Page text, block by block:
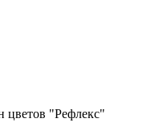
цветов "Рефлекс"